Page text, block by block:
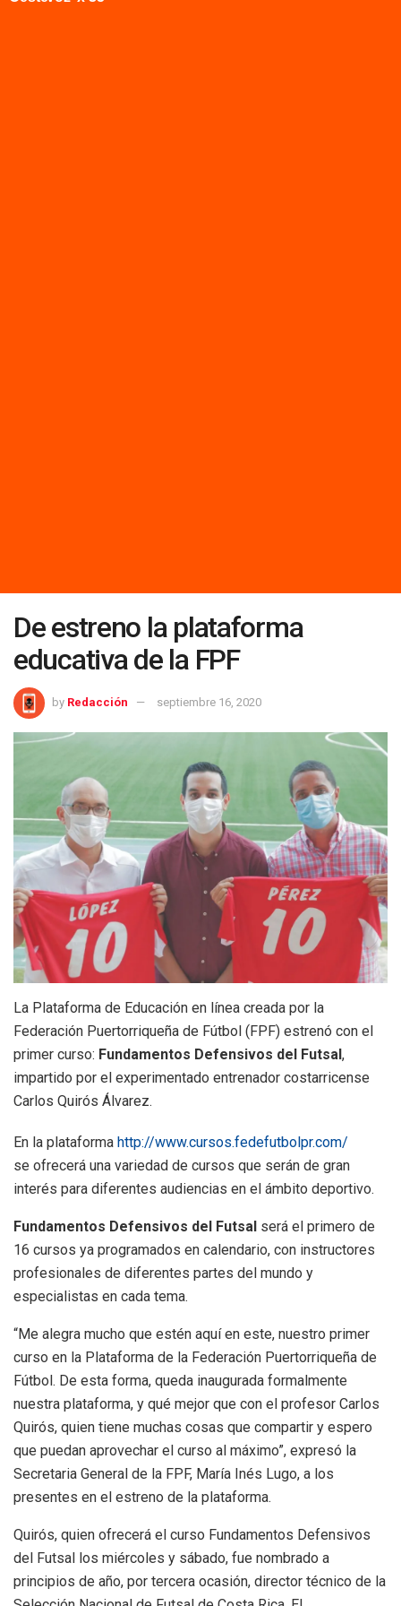
De estreno la plataforma
educativa de la FPF
by Redacción septiembre 16, 2020
La Plataforma de Educación en línea creada por la
Federación Puertorriqueña de Fútbol (FPF) estrenó con el
primer curso: Fundamentos Defensivos del Futsal,
impartido por el experimentado entrenador costarricense
Carlos Quirós Álvarez.
En la plataforma http://www.cursos.fedefutbolpr.com/
se ofrecerá una variedad de cursos que serán de gran
interés para diferentes audiencias en el ámbito deportivo.
Fundamentos Defensivos del Futsal será el primero de
16 cursos ya programados en calendario, con instructores
profesionales de diferentes partes del mundo y
especialistas en cada tema.
“Me alegra mucho que estén aquí en este, nuestro primer
curso en la Plataforma de la Federación Puertorriqueña de
Fútbol. De esta forma, queda inaugurada formalmente
nuestra plataforma, y qué mejor que con el profesor Carlos
Quirós, quien tiene muchas cosas que compartir y espero
que puedan aprovechar el curso al máximo”, expresó la
Secretaria General de la FPF, María Inés Lugo, a los
presentes en el estreno de la plataforma.
Quirós, quien ofrecerá el curso Fundamentos Defensivos
del Futsal los miércoles y sábado, fue nombrado a
principios de año, por tercera ocasión, director técnico de la